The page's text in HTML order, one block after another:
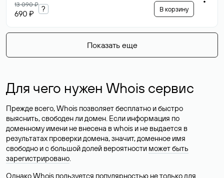
13 090 ₽
690 ₽
? В корзину
Показать еще
Для чего нужен Whois сервис
Прежде всего, Whois позволяет бесплатно и быстро
выяснить, свободен ли домен. Если информация по
доменному имени не внесена в whois и не выдается в
результатах проверки домена, значит, доменное имя
свободно и с большой долей вероятности может быть
зарегистрировано.
Однако Whois пользуется популярностью не только для